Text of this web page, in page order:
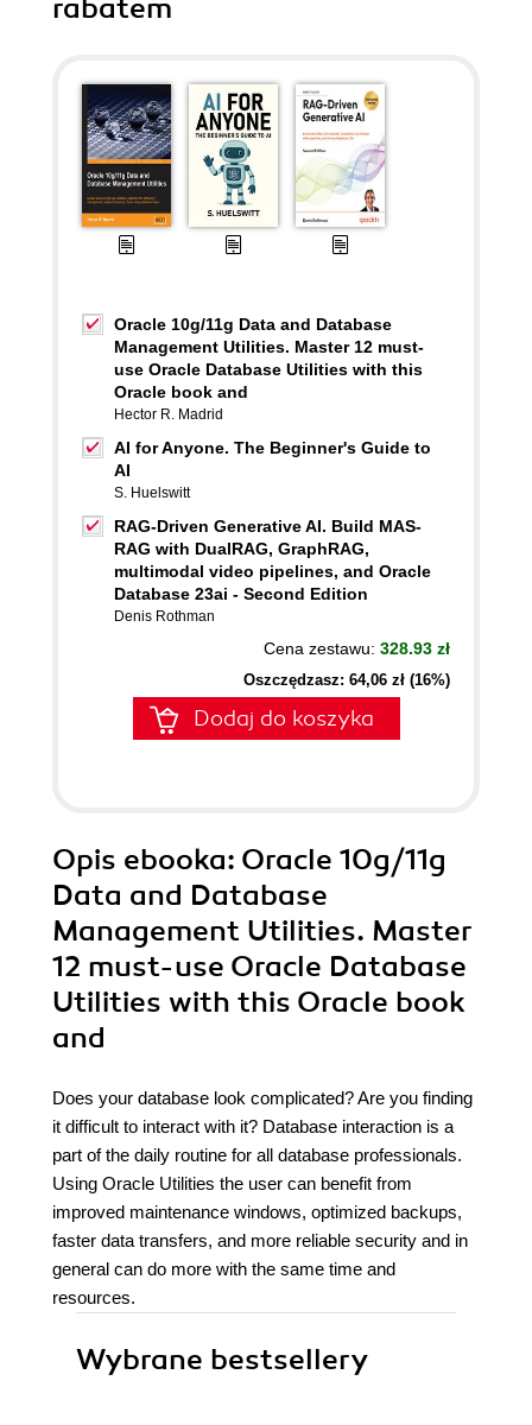
rabatem
Oracle 10g/11g Data and Database
Management Utilities. Master 12 must-
use Oracle Database Utilities with this
Oracle book and
Hector R. Madrid
AI for Anyone. The Beginner's Guide to
AI
S. Huelswitt
RAG-Driven Generative AI. Build MAS-
RAG with DualRAG, GraphRAG,
multimodal video pipelines, and Oracle
Database 23ai - Second Edition
Denis Rothman
Cena zestawu: 328.93 zł
Oszczędzasz: 64,06 zł (16%)
Dodaj do koszyka
Opis ebooka: Oracle 10g/11g
Data and Database
Management Utilities. Master
12 must-use Oracle Database
Utilities with this Oracle book
and
Does your database look complicated? Are you finding
it difficult to interact with it? Database interaction is a
part of the daily routine for all database professionals.
Using Oracle Utilities the user can benefit from
improved maintenance windows, optimized backups,
faster data transfers, and more reliable security and in
general can do more with the same time and
resources.
Wybrane bestsellery